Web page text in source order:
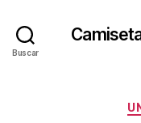
Buscar